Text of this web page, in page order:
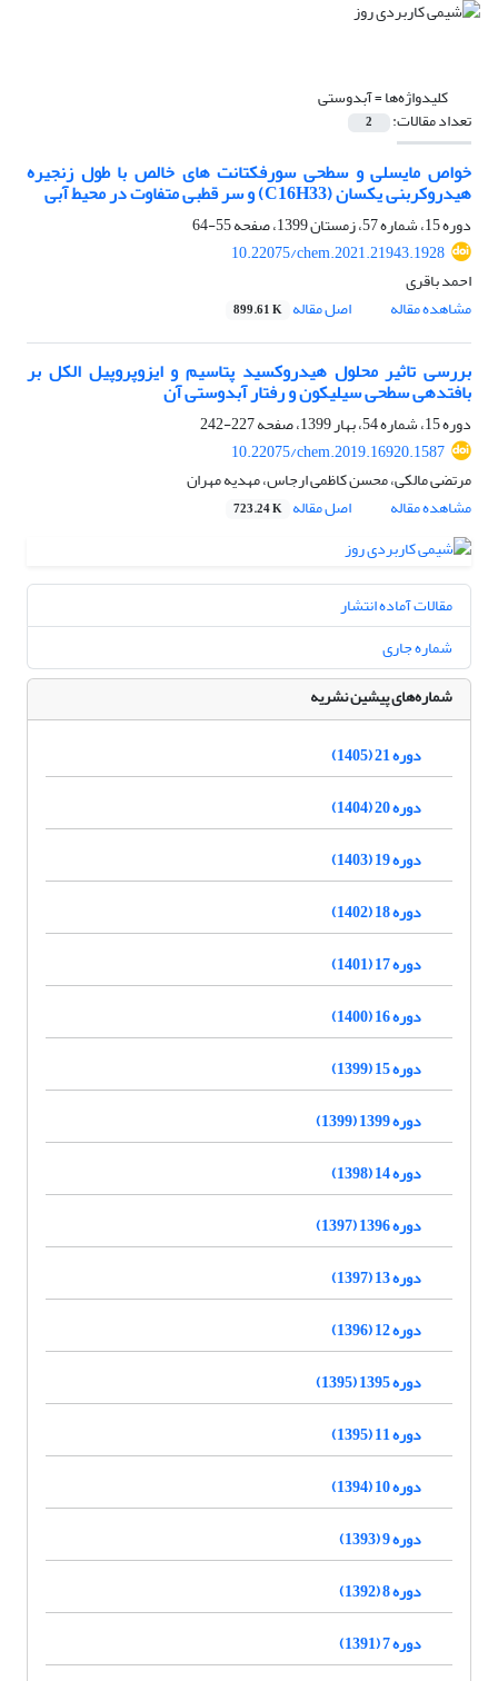
کلیدواژه‌ها =آبدوستی
تعداد مقالات: 2
خواص مایسلی و سطحی سورفکتانت های خالص با طول زنجیره
هیدروکربنی یکسان (C16H33) و سر قطبی متفاوت در محیط آبی
دوره 15، شماره 57، زمستان 1399، صفحه
55-64
10.22075/chem.2021.21943.1928
احمد باقری
مشاهده مقاله
اصل مقاله 899.61 K
بررسی تاثیر محلول هیدروکسید پتاسیم و ایزوپروپیل الکل بر
بافتدهی سطحی سیلیکون و رفتار آبدوستی آن
دوره 15، شماره 54، بهار 1399، صفحه
227-242
10.22075/chem.2019.16920.1587
مرتضی مالکی، محسن کاظمی ارجاس، مهدیه مهران
مشاهده مقاله
اصل مقاله 723.24 K
مقالات آماده انتشار
شماره جاری
شماره‌های پیشین نشریه
دوره 21 (1405)
دوره 20 (1404)
دوره 19 (1403)
دوره 18 (1402)
دوره 17 (1401)
دوره 16 (1400)
دوره 15 (1399)
دوره 1399 (1399)
دوره 14 (1398)
دوره 1396 (1397)
دوره 13 (1397)
دوره 12 (1396)
دوره 1395 (1395)
دوره 11 (1395)
دوره 10 (1394)
دوره 9 (1393)
دوره 8 (1392)
دوره 7 (1391)